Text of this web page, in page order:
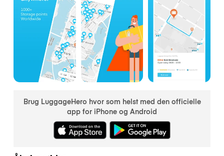
Brug LuggageHero hvor som helst med den officielle
app for iPhone og Android